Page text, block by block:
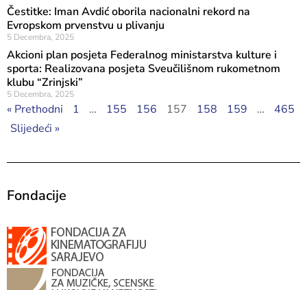
Čestitke: Iman Avdić oborila nacionalni rekord na
Evropskom prvenstvu u plivanju
5 Decembra, 2025
Akcioni plan posjeta Federalnog ministarstva kulture i
sporta: Realizovana posjeta Sveučilišnom rukometnom
klubu “Zrinjski”
5 Decembra, 2025
« Prethodni 1 … 155 156 157 158 159 …
465
Slijedeći »
Fondacije